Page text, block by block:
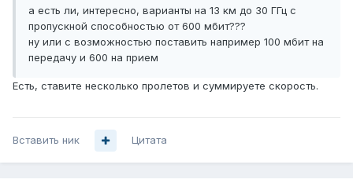
а есть ли, интересно, варианты на 13 км до 30 ГГц с
пропускной способностью от 600 мбит???
ну или с возможностью поставить например 100 мбит на
передачу и 600 на прием
Есть, ставите несколько пролетов и суммируете скорость.
Вставить ник Цитата